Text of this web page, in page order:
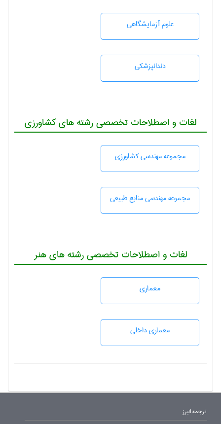
علوم آزمايشگاهی
دندانپزشكی
لغات و اصطلاحات تخصصی رشته های کشاورزی
مجموعه مهندسی كشاورزی
مجموعه مهندسی منابع طبيعی
لغات و اصطلاحات تخصصی رشته های هنر
معماری
معماری داخلی
ترجمه البرز